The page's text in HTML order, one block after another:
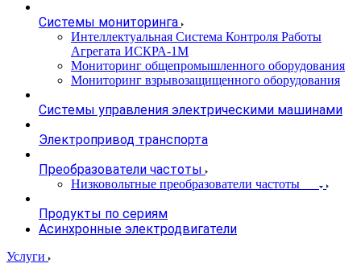
Системы мониторинга
Интеллектуальная Система Контроля Работы
Агрегата ИСКРА-1М
Мониторинг общепромышленного оборудования
Мониторинг взрывозащищенного оборудования
Системы управления электрическими машинами
Электропривод транспорта
Преобразователи частоты
Низковольтные преобразователи частоты
Продукты по сериям
Асинхронные электродвигатели
Услуги